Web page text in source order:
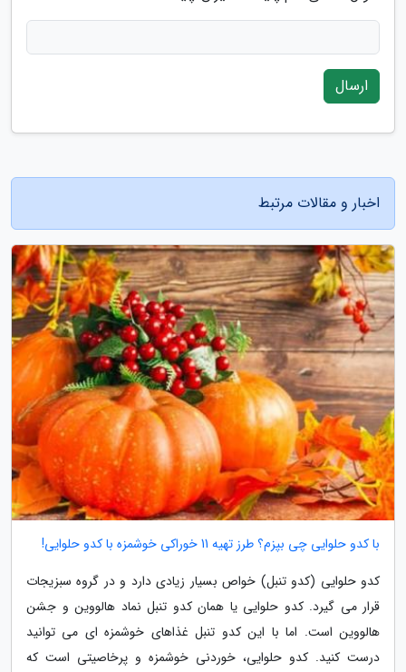
ارسال
اخبار و مقالات مرتبط
با کدو حلوایی چی بپزم؟ طرز تهیه 11 خوراکی خوشمزه با کدو حلوایی!
کدو حلوایی (کدو تنبل) خواص بسیار زیادی دارد و در گروه سبزیجات
قرار می گیرد. کدو حلوایی یا همان کدو تنبل نماد هالووین و جشن
هالووین است. اما با این کدو تنبل غذاهای خوشمزه ای می توانید
درست کنید. کدو حلوایی، خوردنی خوشمزه و پرخاصیتی است که